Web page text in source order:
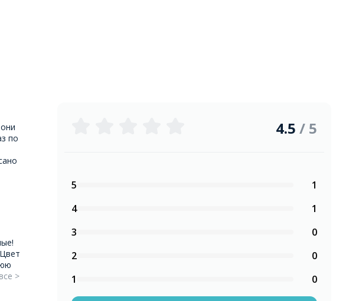
по
>
4.5 / 5
5
1
4
1
3
0
2
0
1
0